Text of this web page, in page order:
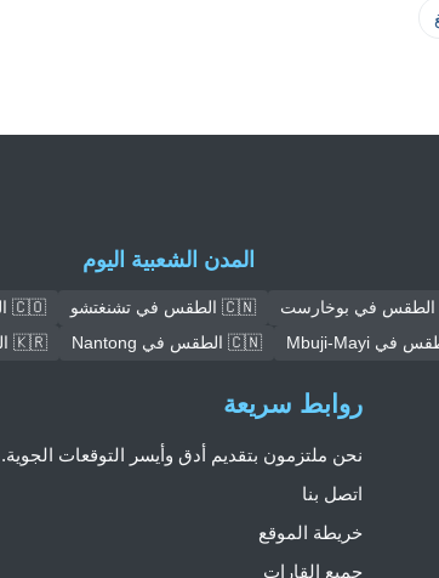
المدن الشعبية اليوم
🇨🇳 الطقس في تشنغتشو 🇨🇴 الطقس في كالي
🇨🇳 الطقس في Nantong 🇰🇷 الطقس في سيول
روابط سريعة
نحن ملتزمون بتقديم أدق وأيسر التوقعات الجوية.
اتصل بنا
خريطة الموقع
جميع القارات